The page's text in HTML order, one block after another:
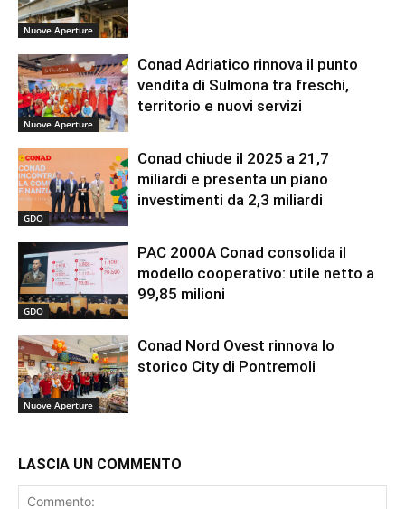
Nuove Aperture
Nuove Aperture
Conad Adriatico rinnova il punto
vendita di Sulmona tra freschi,
territorio e nuovi servizi
GDO
Conad chiude il 2025 a 21,7
miliardi e presenta un piano
investimenti da 2,3 miliardi
GDO
PAC 2000A Conad consolida il
modello cooperativo: utile netto a
99,85 milioni
Nuove Aperture
Conad Nord Ovest rinnova lo
storico City di Pontremoli
LASCIA UN COMMENTO